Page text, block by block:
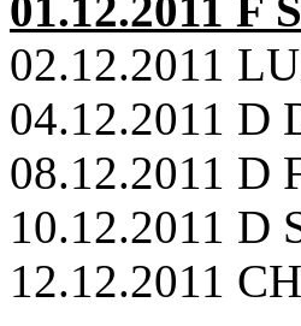
02.12.2011
04.12.2011 D
08.12.2011 D
10.12.2011 D
12.12.2011